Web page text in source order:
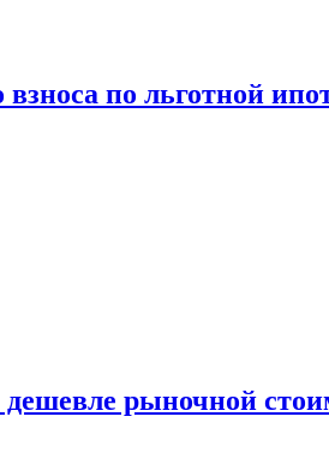
по льготной
рыночной